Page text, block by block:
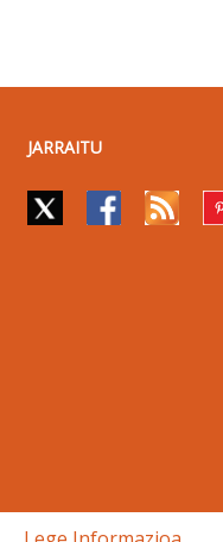
JARRAITU